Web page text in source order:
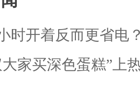
时开着反而更省电
家买深色蛋糕”上